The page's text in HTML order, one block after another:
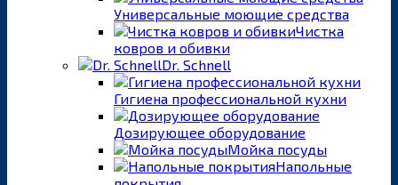
Универсальные моющие средства
Чистка
ковров и обивки
Dr. Schnell
Гигиена профессиональной кухни
Дозирующее оборудование
Мойка посуды
Напольные